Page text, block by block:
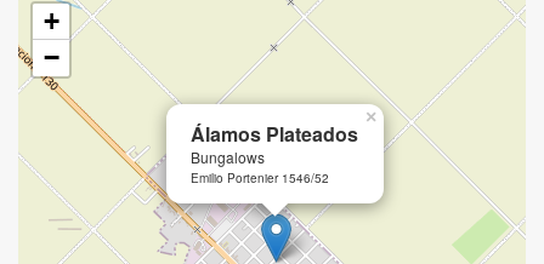
Álamos Plateados
Bungalows
Emilio Portenier 1546/52
×
+
−